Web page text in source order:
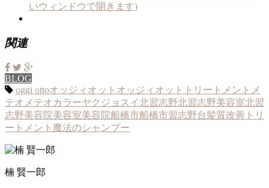
いウィンドウで開きます)
関連
BLOG
oggi ottoオッジィオット オッジィオットトリートメント メ
テオ メテオカラーヤクジョスイ北習志野北習志野美容室北習
志野美容院美容室美容院船橋市船橋市習志野台髪質改善トリ
ートメント 魔法のシャンプー
楠 賢一郎